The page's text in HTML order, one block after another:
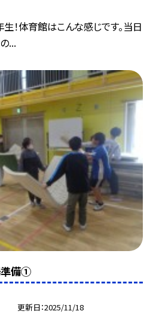
！体育館はこんな感じです。当日
...
準備①
更新日 2025/11/18